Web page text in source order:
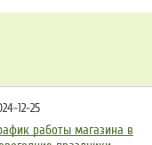
12-25
работы магазина в